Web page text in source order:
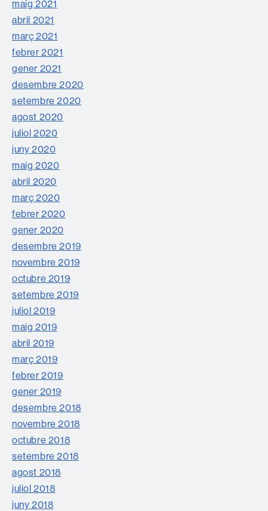
maig 2021
abril 2021
març 2021
febrer 2021
gener 2021
desembre 2020
setembre 2020
agost 2020
juliol 2020
juny 2020
maig 2020
abril 2020
març 2020
febrer 2020
gener 2020
desembre 2019
novembre 2019
octubre 2019
setembre 2019
juliol 2019
maig 2019
abril 2019
març 2019
febrer 2019
gener 2019
desembre 2018
novembre 2018
octubre 2018
setembre 2018
agost 2018
juliol 2018
juny 2018